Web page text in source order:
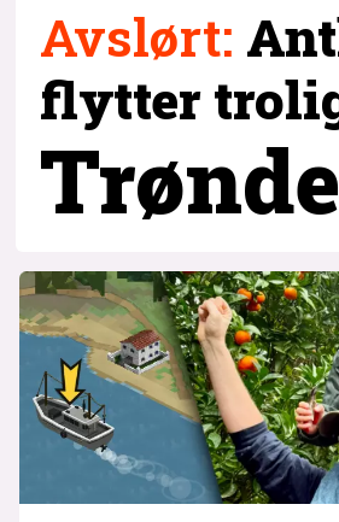
Avslørt:
flytter